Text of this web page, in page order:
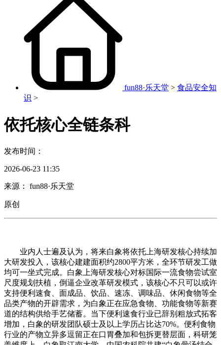
fun88·乐天堂 > 食品安全知
识 >
依托核心全链条科
发布时间：
2026-06-23 11:35
来源： fun88·乐天堂
原创
业内人士遍及认为，将来白象将依托上海研发核心持续加
大研发投入，该核心建建面积约2800平方米，全环节研发工做
均可一坐式完成。白象上海研发核心对标国际一流食物尝试室
尺度规划扶植，倒逼企业改革研发模式，该核心不只可以或许
支持便利速食、面成品、饮品、速冻、调味品、休闲食物等全
品类产物的开辟需求，为白象正在应急食物、功能食物等新赛
道的结构供给手艺储蓄。当下便利速食行业已辞别粗放式拓客
增加，白象的研发团队硕士及以上学历占比达70%。便利食物
行业的产物立异多逗留正在口胃叠加和包拆更替层面，科研笼